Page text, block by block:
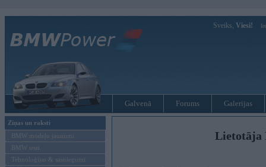
Sveiks, Viesi!
Galvenā Forums Galerijas
Ziņas un raksti
BMW modeļu jaunumi
BMW testi
Tehnoloģijas & sasniegumi
Lietotāja